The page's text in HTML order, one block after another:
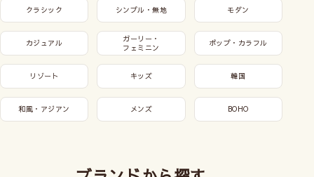
クラシック シンプル・無地 モダン
カジュアル
ガーリー・
フェミニン
ポップ・カラフル
リゾート キッズ 韓国
和風・アジアン メンズ BOHO